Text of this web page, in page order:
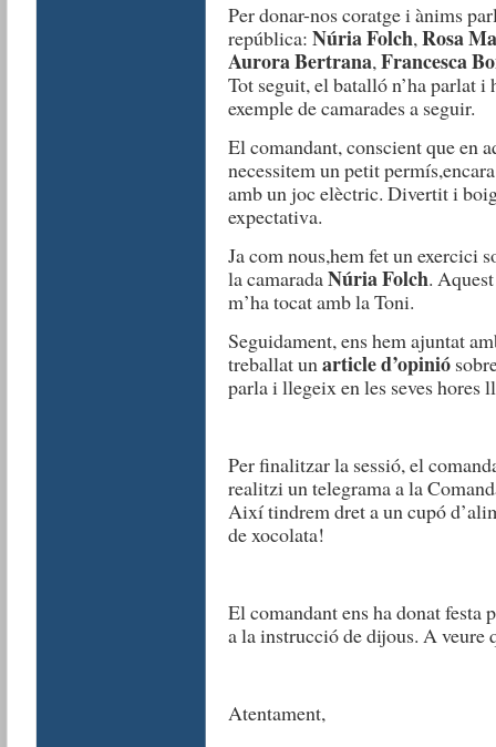
Per donar-nos coratge i ànims
república: Núria Folch,Rosa
Aurora Bertrana,Francesca
Tot seguit, el batalló n’ha parlat
exemple de camarades a seguir.
El comandant, conscient que en
necessitem un petit
amb un joc elèctric. Divertit i
expectativa.
Ja com nous,hem fet un exercici
la camaradaNúria Folch.
m’ha tocat amb la Toni.
Seguidament, ens hem ajuntat
treballat unarticle d’opinió
parla i llegeix en les seves hores
Per finalitzar la sessió, el
realitzi un telegrama a la
Així tindrem dret a un cupó
de xocolata!
El comandant ens ha donat festa
a la instrucció de dijous. A veure
Atentament,